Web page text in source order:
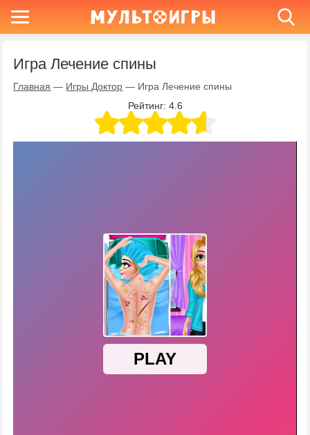
Игра Лечение спины
Главная — Игры Доктор — Игра Лечение спины
Рейтинг: 4.6